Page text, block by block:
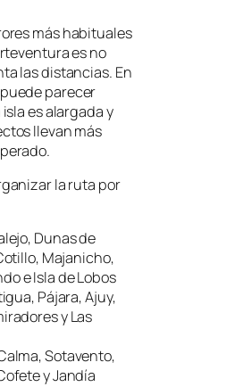
más habituales
es no
las distancias. En
parecer
es alargada y
llevan más
la ruta por
Dunas de
Majanicho,
e Isla de Lobos
Pájara, Ajuy,
y Las
Sotavento,
y Jandía